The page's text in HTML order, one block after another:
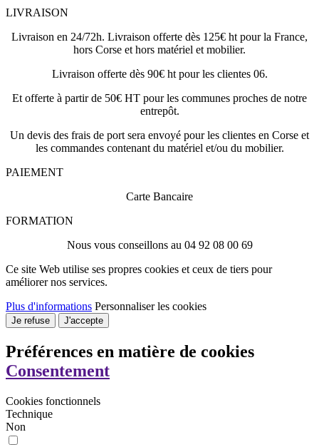
LIVRAISON
Livraison en 24/72h. Livraison offerte dès 125€ ht pour la France,
hors Corse et hors matériel et mobilier.
Livraison offerte dès 90€ ht pour les clientes 06.
Et offerte à partir de 50€ HT pour les communes proches de notre
entrepôt.
Un devis des frais de port sera envoyé pour les clientes en Corse et
les commandes contenant du matériel et/ou du mobilier.
PAIEMENT
Carte Bancaire
FORMATION
Nous vous conseillons au 04 92 08 00 69
Ce site Web utilise ses propres cookies et ceux de tiers pour
améliorer nos services.
Plus d'informations Personnaliser les cookies
Je refuse J'accepte
Préférences en matière de cookies
Consentement
Cookies fonctionnels
Technique
Non